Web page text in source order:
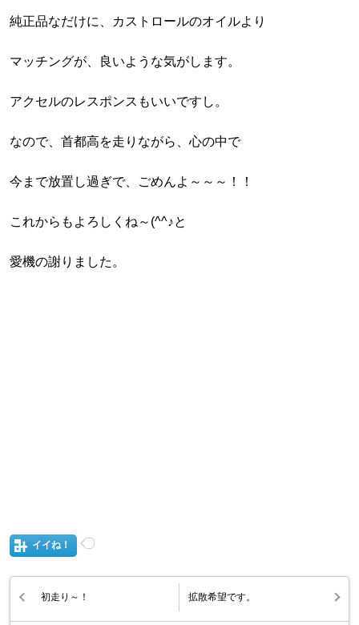
純正品なだけに、カストロールのオイルより
マッチングが、良いような気がします。
アクセルのレスポンスもいいですし。
なので、首都高を走りながら、心の中で
今まで放置し過ぎで、ごめんよ～～～！！
これからもよろしくね～(^^♪と
愛機の謝りました。
イイね！
初走り～！ 拡散希望です。